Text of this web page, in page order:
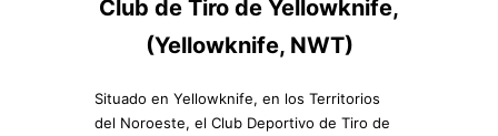
Club de Tiro de Yellowknife,
(Yellowknife, NWT)
Situado en Yellowknife, en los Territorios
del Noroeste, el Club Deportivo de Tiro de